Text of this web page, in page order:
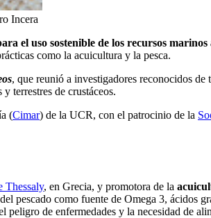
Incera
el uso sostenible de los recursos marinos
como la acuicultura y la pesca.
, que reunió a investigadores reconocidos
terrestres de crustáceos.
(Cimar) de la UCR, con el patrocinio de la
Thessaly, en Grecia, y promotora de la
pescado como fuente de Omega 3, ácidos
de enfermedades y la necesidad de